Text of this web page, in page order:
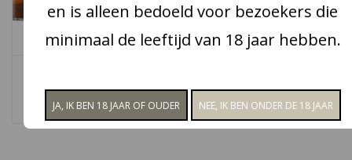
Koffie en thee
€4,50
en is alleen bedoeld voor bezoekers die
minimaal de leeftijd van 18 jaar hebben.